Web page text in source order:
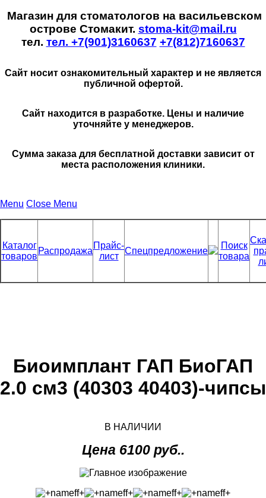
Магазин для стоматологов на васильевском
острове Стомакит. stoma-kit@mail.ru
тел. тел. +7(901)3160637 +7(812)7160637
Сайт носит ознакомительный характер и не является
публичной офертой.
Сайт находится в разработке. Цены и наличие
уточняйте у менеджеров.
Сумма заказа для бесплатной доставки зависит от
места расположения клиники.
Menu Close Menu
Каталог
товаров
Распродажа
Прайс-
лист
Спецпредложение
Поиск
товара
Биоимплант ГАП БиоГАП
2.0 см3 (40303 40403)-чипсы
В НАЛИЧИИ
Цена 6100 руб..